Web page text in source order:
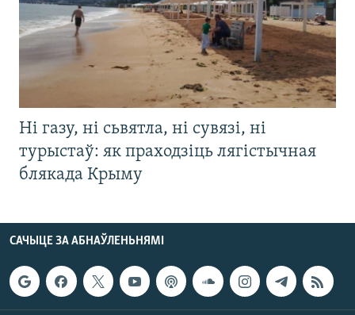
Ні газу, ні сьвятла, ні сувязі, ні
турыстаў: як праходзіць лягістычная
блякада Крыму
САЧЫЦЕ ЗА АБНАЎЛЕНЬНЯМІ